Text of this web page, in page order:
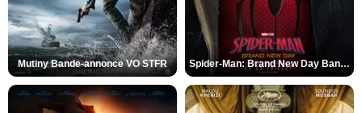
Mutiny Bande-annonce VO STFR Spider-Man: Brand New Day Bande-annonce VO STFR